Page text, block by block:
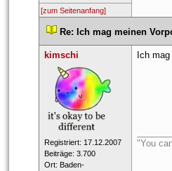
[zum Seitenanfang]
Re: Ich mag meinen
kimschi
Registriert: 17.12.2007
Beiträge: 3.700
Ort: Baden-
Ich
"You